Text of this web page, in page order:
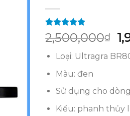
5.00trên 5
dựa trên
2
2,500,000₫
là:
Loại: Ultragra
Màu: đen
Sử dụng cho
Kiểu: phanh thủy